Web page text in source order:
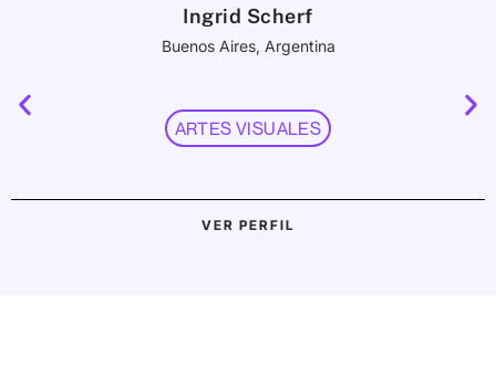
Ingrid Scherf
Buenos Aires, Argentina
ARTES VISUALES
VER PERFIL